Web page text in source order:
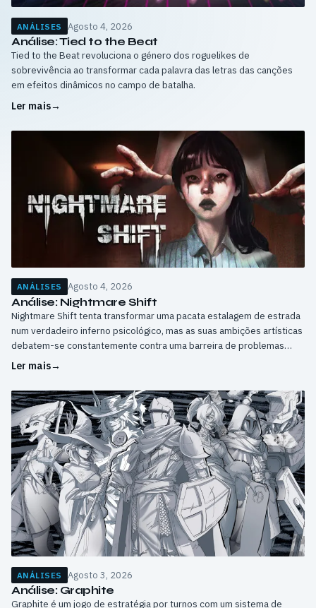
ANÁLISES Agosto 4, 2026
Análise: Tied to the Beat
Tied to the Beat revoluciona o género dos roguelikes de
sobrevivência ao transformar cada palavra das letras das canções
em efeitos dinâmicos no campo de batalha.
Ler mais→
ANÁLISES Agosto 4, 2026
Análise: Nightmare Shift
Nightmare Shift tenta transformar uma pacata estalagem de estrada
num verdadeiro inferno psicológico, mas as suas ambições artísticas
debatem-se constantemente contra uma barreira de problemas
técnicos e mecânicas de jogo excessivamente rígidas.
Ler mais→
ANÁLISES Agosto 3, 2026
Análise: Graphite
Graphite é um jogo de estratégia por turnos com um sistema de